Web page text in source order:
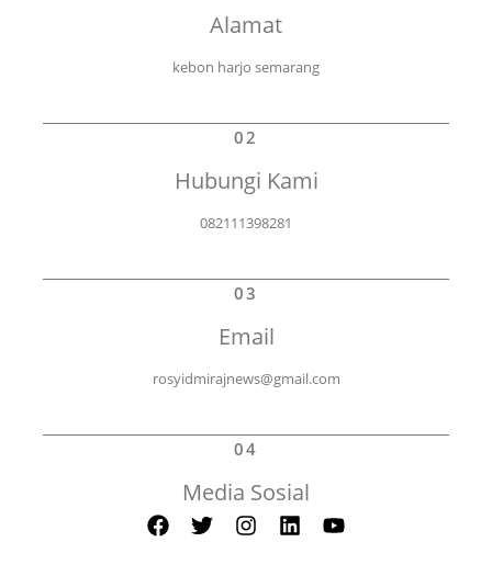
Alamat
kebon harjo semarang
02
Hubungi Kami
082111398281
03
Email
rosyidmirajnews@gmail.com
04
Media Sosial